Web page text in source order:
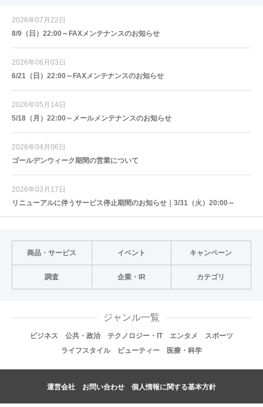
2026年07月22日
8/9（日）22:00～FAXメンテナンスのお知らせ
2026年06月03日
6/21（日）22:00～FAXメンテナンスのお知らせ
2026年05月14日
5/18（月）22:00～メールメンテナンスのお知らせ
2026年04月06日
ゴールデンウィーク期間の営業について
2026年03月17日
リニューアルに伴うサービス停止期間のお知らせ｜3/31（火）20:00～
商品・サービス イベント キャンペーン
調査 企業・IR カテゴリ
ジャンル一覧
ビジネス 公共・政治 テクノロジー・IT エンタメ
スポーツ
ライフスタイル
ビューティー 医療・科学
運営会社 お問い合わせ 個人情報に関する基本方針